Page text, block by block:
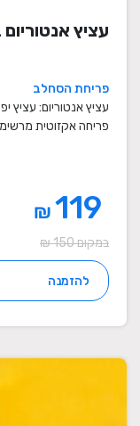
עציץ
פריחת הסחלב
עציץ אנטוריום: עציץ
פריחה אקזוטית
₪
במקום 150 ₪
להזמנה